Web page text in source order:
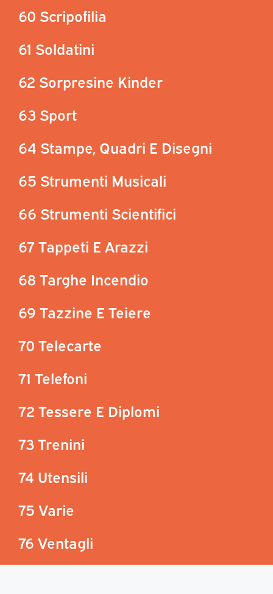
60 Scripofilia
61 Soldatini
62 Sorpresine Kinder
63 Sport
64 Stampe, Quadri E Disegni
65 Strumenti Musicali
66 Strumenti Scientifici
67 Tappeti E Arazzi
68 Targhe Incendio
69 Tazzine E Teiere
70 Telecarte
71 Telefoni
72 Tessere E Diplomi
73 Trenini
74 Utensili
75 Varie
76 Ventagli